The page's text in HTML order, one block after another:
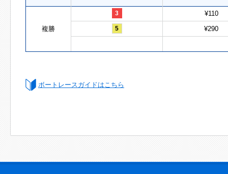
複勝
3 ¥110
5 ¥290
ボートレースガイドはこちら